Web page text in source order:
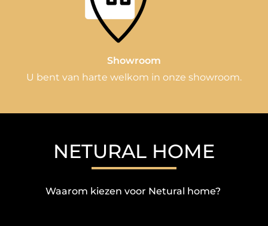
Showroom
U bent van harte welkom in onze showroom.
NETURAL HOME
Waarom kiezen voor Netural home?